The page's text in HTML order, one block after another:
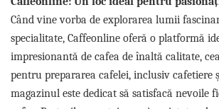
Când vine vorba de explorarea lumii
specialitate, Caffeonline oferă o platformă
impresionantă de cafea de înaltă calitate,
pentru prepararea cafelei, inclusiv cafetiere
magazinul este dedicat să satisfacă nevoile